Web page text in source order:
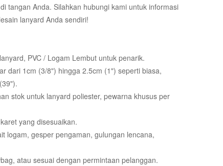
tangan Anda. Silahkan hubungi kami untuk informasi
lanyard Anda sendiri!
PVC / Logam Lembut untuk penarik.
dari 1cm (3/8") hingga 2.5cm (1") seperti biasa,
stok untuk lanyard poliester, pewarna khusus per
yang disesuaikan.
logam, gesper pengaman, gulungan lencana,
atau sesuai dengan permintaan pelanggan.